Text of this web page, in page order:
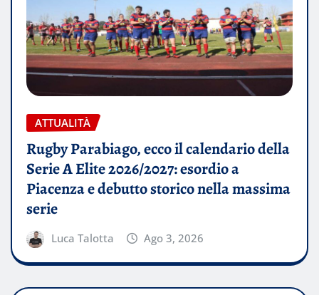
ATTUALITÀ
Rugby Parabiago, ecco il calendario della
Serie A Elite 2026/2027: esordio a
Piacenza e debutto storico nella massima
serie
Luca Talotta Ago 3, 2026